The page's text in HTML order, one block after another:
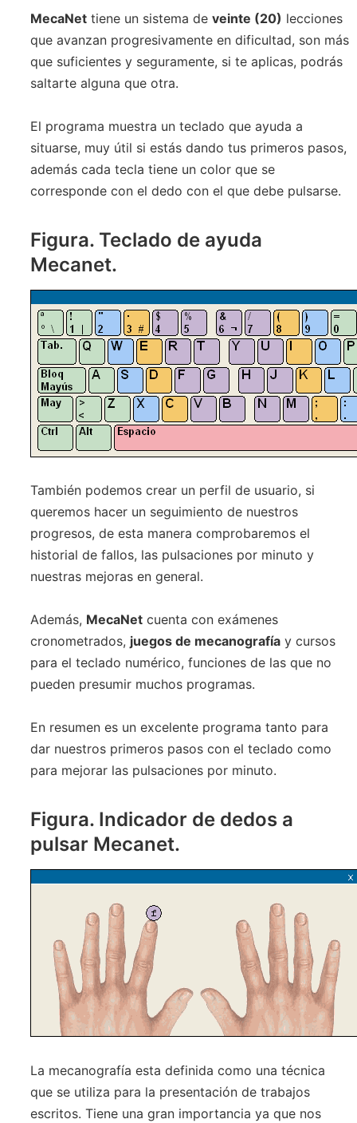
MecaNet tiene un sistema de veinte (20) lecciones
que avanzan progresivamente en dificultad, son más
que suficientes y seguramente, si te aplicas, podrás
saltarte alguna que otra.
El programa muestra un teclado que ayuda a
situarse, muy útil si estás dando tus primeros pasos,
además cada tecla tiene un color que se
corresponde con el dedo con el que debe pulsarse.
Figura. Teclado de ayuda
Mecanet.
También podemos crear un perfil de usuario, si
queremos hacer un seguimiento de nuestros
progresos, de esta manera comprobaremos el
historial de fallos, las pulsaciones por minuto y
nuestras mejoras en general.
Además, MecaNet cuenta con exámenes
cronometrados, juegos de mecanografía y cursos
para el teclado numérico, funciones de las que no
pueden presumir muchos programas.
En resumen es un excelente programa tanto para
dar nuestros primeros pasos con el teclado como
para mejorar las pulsaciones por minuto.
Figura. Indicador de dedos a
pulsar Mecanet.
La mecanografía esta definida como una técnica
que se utiliza para la presentación de trabajos
escritos. Tiene una gran importancia ya que nos